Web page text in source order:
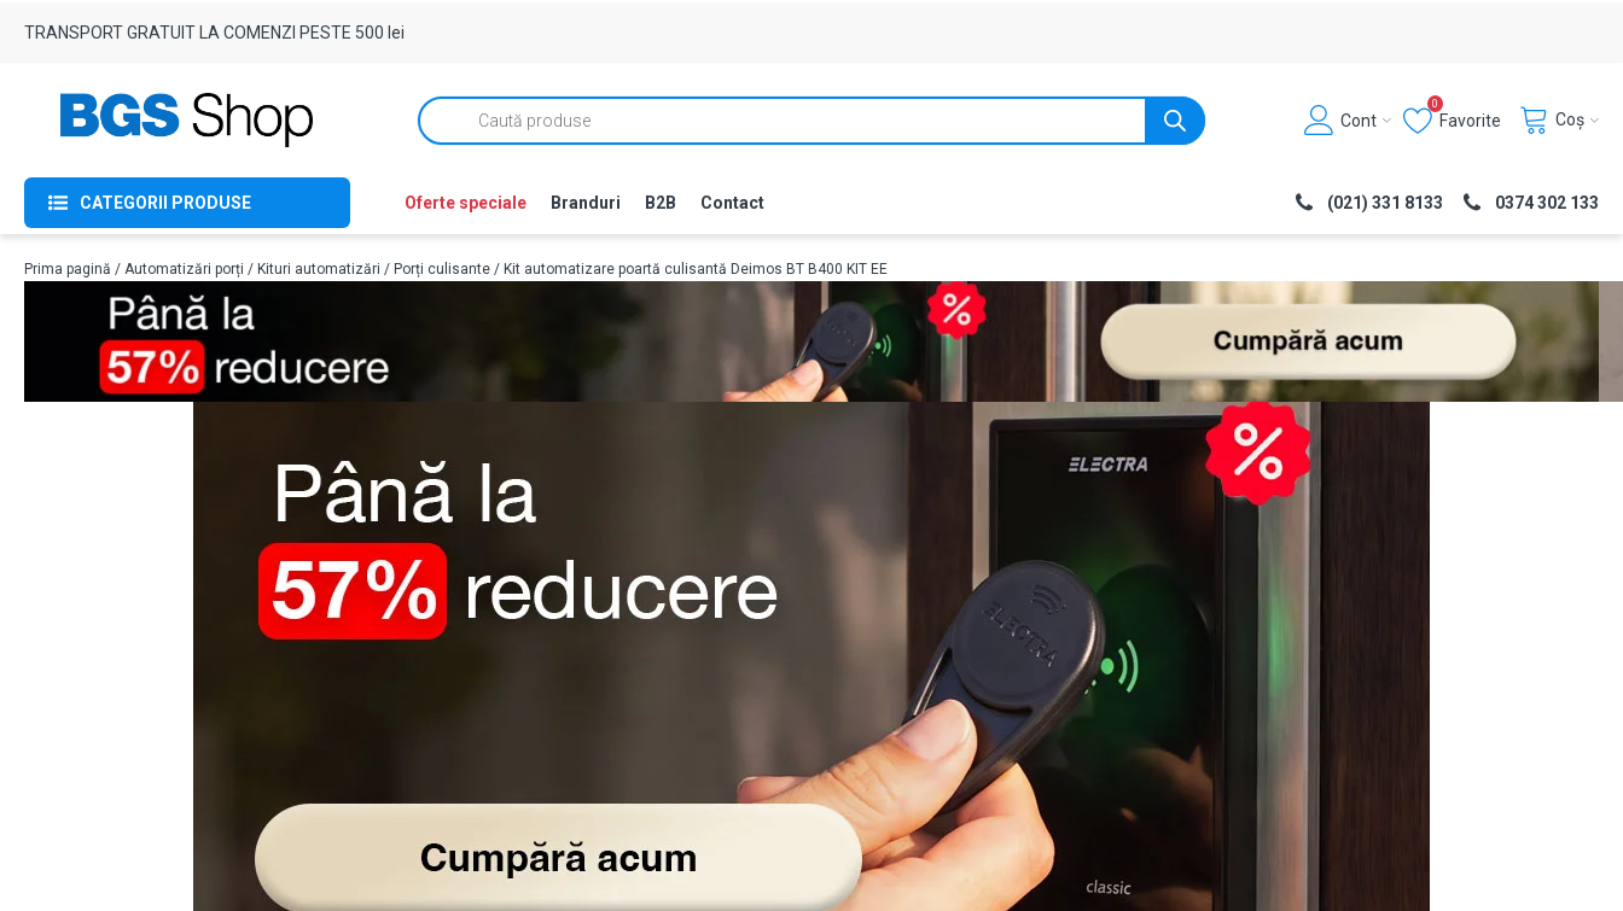
TRANSPORT GRATUIT LA COMENZI PESTE 500 lei
Products
search
Cont
0
Favorite Coș
CATEGORII PRODUSE Oferte speciale Branduri B2B Contact (021) 331 8133 0374 302 133
Prima pagină / Automatizări porți / Kituri automatizări / Porți culisante / Kit automatizare poartă culisantă Deimos BT B400 KIT EE